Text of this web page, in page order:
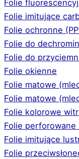
Folie
Folie imitujące
Folie ochronne
Folie do
Folie do
Folie okienne
Folie matowe
Folie matowe
Folie kolorowe
Folie perforowane
Folie imitujące
Folie